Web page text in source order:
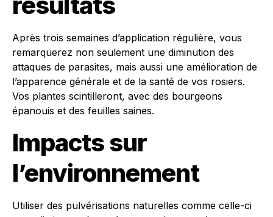
Après trois semaines d’application régulière, vous
remarquerez non seulement une diminution des
attaques de parasites, mais aussi une amélioration de
l’apparence générale et de la santé de vos rosiers.
Vos plantes scintilleront, avec des bourgeons
épanouis et des feuilles saines.
Impacts sur
l’environnement
Utiliser des pulvérisations naturelles comme celle-ci